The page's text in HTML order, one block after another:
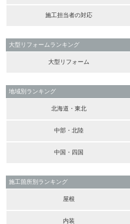
施工担当者の対応
大型リフォームランキング
大型リフォーム
地域別ランキング
北海道・東北
中部・北陸
中国・四国
施工箇所別ランキング
屋根
内装